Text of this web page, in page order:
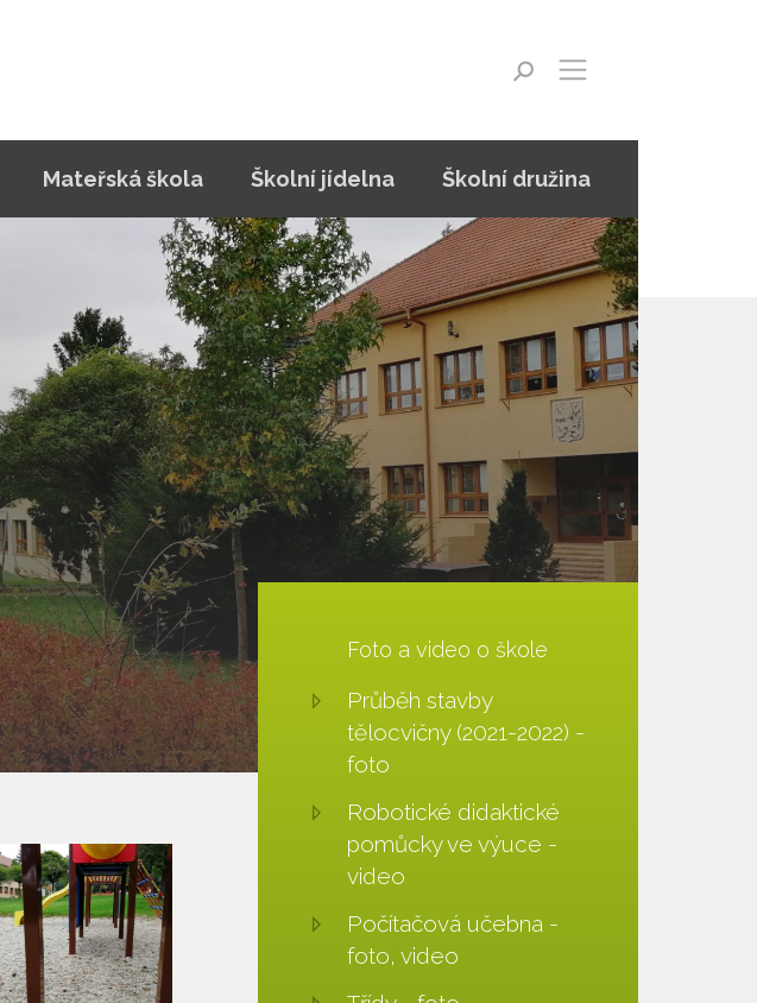
Mateřská škola Školní jídelna Školní družina
Foto a video o škole
Průběh stavby
tělocvičny (2021-2022) -
foto
Robotické didaktické
pomůcky ve výuce -
video
Počítačová učebna -
foto, video